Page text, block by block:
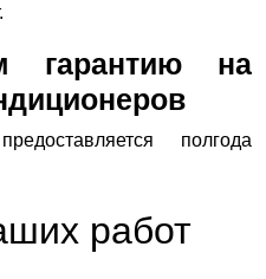
.
гарантию на
полгода
работ